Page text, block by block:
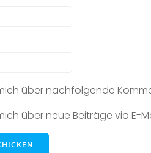
über nachfolgende
über neue Beiträge via E-